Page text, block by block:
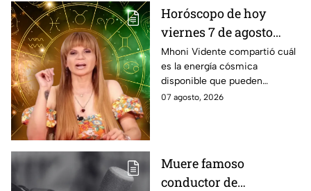
Horóscopo de hoy
viernes 7 de agosto
estas son las
predicciones de Mhoni
Vidente
Mhoni Vidente compartió cuál
es la energía cósmica
disponible que pueden
aprovechar las personas de los
07 agosto, 2026
Muere famoso
conductor de